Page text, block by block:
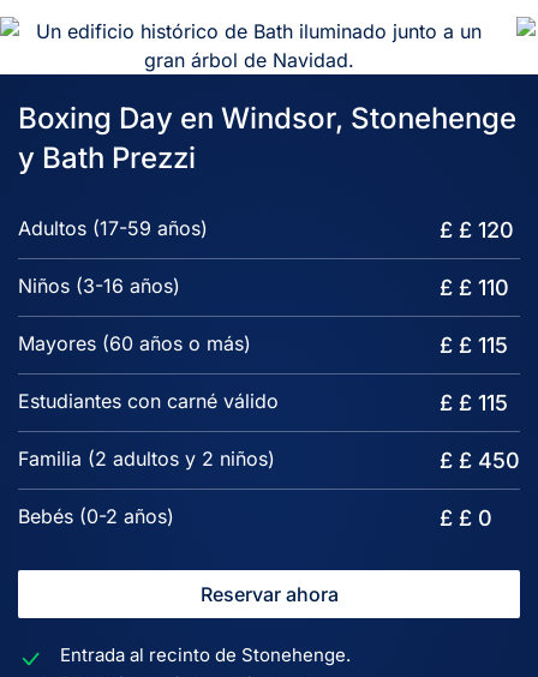
Boxing Day en Windsor, Stonehenge
y Bath Prezzi
Adultos (17-59 años) £ £ 120
Niños (3-16 años) £ £ 110
Mayores (60 años o más) £ £ 115
Estudiantes con carné válido £ £ 115
Familia (2 adultos y 2 niños) £ £ 450
Bebés (0-2 años) £ £ 0
Reservar ahora
Entrada al recinto de Stonehenge.